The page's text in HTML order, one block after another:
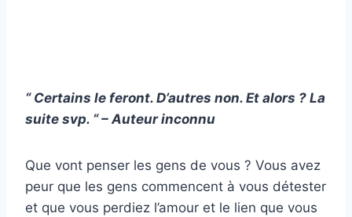
“ Certains le feront. D’autres non. Et alors ? La
suite svp. “ – Auteur inconnu
Que vont penser les gens de vous ? Vous avez
peur que les gens commencent à vous détester
et que vous perdiez l’amour et le lien que vous